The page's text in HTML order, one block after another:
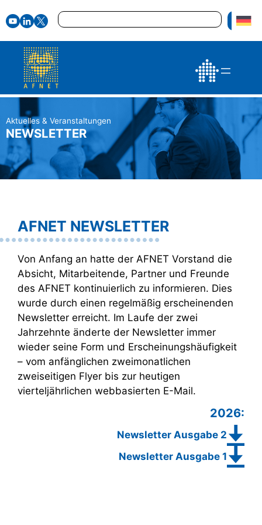
Inhalt
Suchen
Aktuelles & Veranstaltungen
NEWSLETTER
AFNET NEWSLETTER
Von Anfang an hatte der AFNET Vorstand die
Absicht, Mitarbeitende, Partner und Freunde
des AFNET kontinuierlich zu informieren. Dies
wurde durch einen regelmäßig erscheinenden
Newsletter erreicht. Im Laufe der zwei
Jahrzehnte änderte der Newsletter immer
wieder seine Form und Erscheinungshäufigkeit
– vom anfänglichen zweimonatlichen
zweiseitigen Flyer bis zur heutigen
vierteljährlichen webbasierten E-Mail.
2026:
Newsletter Ausgabe 2
Newsletter Ausgabe 1